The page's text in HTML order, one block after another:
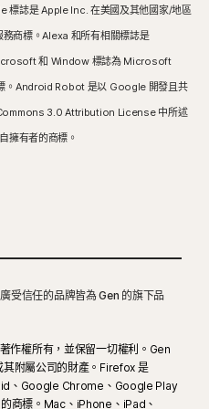
誌是 Apple Inc. 在美國及其他國家/地區
商標。Alexa 和所有相關標誌是
和 Window 標誌為 Microsoft
。Android Robot 是以 Google 開發且共
3.0 Attribution License 中所述
擁有者的商標。
受信任的品牌皆為 Gen 的旗下品
權所有，並保留一切權利。Gen
附屬公司的財產。Firefox 是
、Google Chrome、Google Play
商標。Mac、iPhone、iPad、